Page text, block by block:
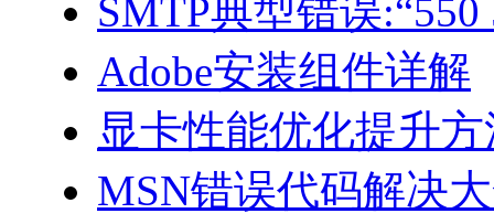
SMTP典型错误:“550
Adobe安装组件详解
显卡性能优化提升
MSN错误代码解决